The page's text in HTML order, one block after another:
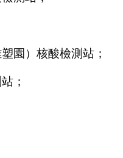
園）核酸檢測站；
；